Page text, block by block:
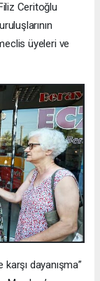
Ceritoğlu
üyeleri ve
dayanışma”